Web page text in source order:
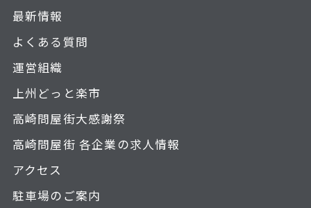
最新情報
よくある質問
運営組織
上州どっと楽市
高崎問屋街大感謝祭
高崎問屋街 各企業の求人情報
アクセス
駐車場のご案内